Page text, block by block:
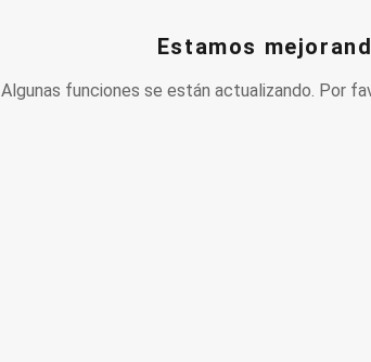
Estamos
Algunas funciones se están actualizando. Por